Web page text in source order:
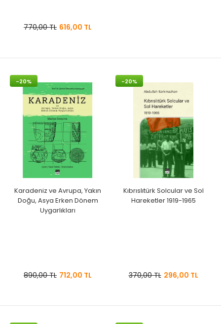
770,00 TL 616,00 TL
-20%
Karadeniz ve Avrupa, Yakın
Doğu, Asya Erken Dönem
Uygarlıkları
890,00 TL 712,00 TL
-20%
Kıbrıslıtürk Solcular ve Sol
Hareketler 1919-1965
370,00 TL 296,00 TL